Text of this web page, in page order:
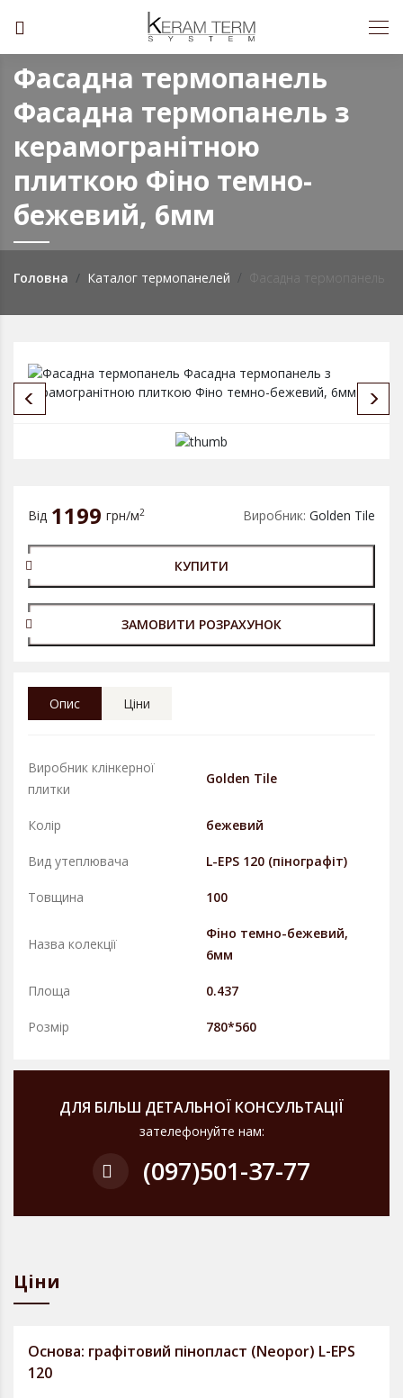
Фасадна термопанель
Фасадна термопанель з
керамогранітною
плиткою Фiно темно-
бежевий, 6мм
Головна Каталог термопанелей Фасадна термопанель
Від 1199 грн/м2 Виробник: Golden Tile
КУПИТИ
ЗАМОВИТИ РОЗРАХУНОК
Опис Ціни
Виробник клінкерної
плитки
Golden Tile
Колір бежевий
Вид утеплювача L-EPS 120 (пінографіт)
Товщина 100
Назва колекції
Фiно темно-бежевий,
6мм
Площа 0.437
Розмір 780*560
ДЛЯ БІЛЬШ ДЕТАЛЬНОЇ КОНСУЛЬТАЦІЇ
зателефонуйте нам:
(097)501-37-77
Ціни
Основа: графітовий пінопласт (Neopor) L-EPS
120